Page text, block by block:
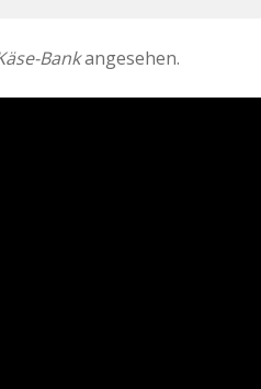
Bankangesehen.